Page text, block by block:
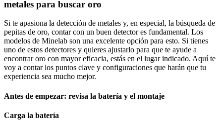
metales para buscar oro
Si te apasiona la detección de metales y, en especial, la búsqueda de
pepitas de oro, contar con un buen detector es fundamental. Los
modelos de Minelab son una excelente opción para esto. Si tienes
uno de estos detectores y quieres ajustarlo para que te ayude a
encontrar oro con mayor eficacia, estás en el lugar indicado. Aquí te
voy a contar los puntos clave y configuraciones que harán que tu
experiencia sea mucho mejor.
Antes de empezar: revisa la batería y el montaje
Carga la batería